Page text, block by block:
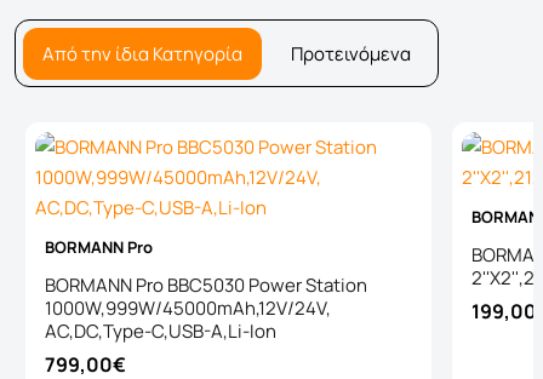
Από την ίδια Κατηγορία Προτεινόμενα
BORMANN Pro
BORMANN Pro BBC5030 Power Station
1000W,999W/45000mAh,12V/24V,
AC,DC,Type-C,USB-A,Li-Ion
799,00€